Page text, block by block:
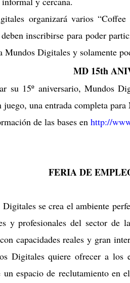
organizará varios
inscribirse para poder
Mundos Digitales y solamente
MD 15th
su 15º aniversario, Mundos
juego, una entrada completa
de las bases en http://
FERIA DE
se crea el ambiente
y profesionales del sector de
capacidades reales y gran
Digitales quiere ofrecer a los
un espacio de reclutamiento en